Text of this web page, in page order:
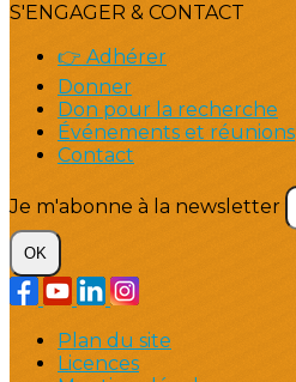
S'ENGAGER & CONTACT
👉 Adhérer
Donner
Don pour la recherche
Événements et réunions
Contact
Je m'abonne à la newsletter
OK
Plan du site
Licences